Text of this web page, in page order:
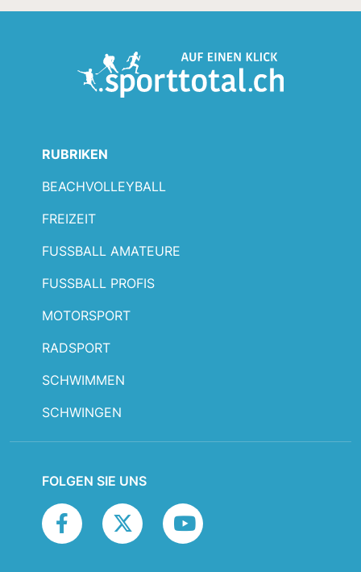
RUBRIKEN
BEACHVOLLEYBALL
FREIZEIT
FUSSBALL AMATEURE
FUSSBALL PROFIS
MOTORSPORT
RADSPORT
SCHWIMMEN
SCHWINGEN
FOLGEN SIE UNS